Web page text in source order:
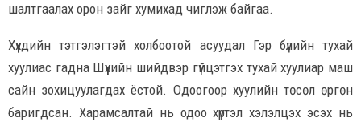
шалтгаалах орон зайг хумихад чиглэж байгаа.
Хүүхдийн тэтгэлэгтэй холбоотой асуудал Гэр бүлийн тухай
хуулиас гадна Шүүхийн шийдвэр гүйцэтгэх тухай хуулиар маш
сайн зохицуулагдах ёстой. Одоогоор хуулийн төсөл өргөн
баригдсан. Харамсалтай нь одоо хүртэл хэлэлцэх эсэх нь